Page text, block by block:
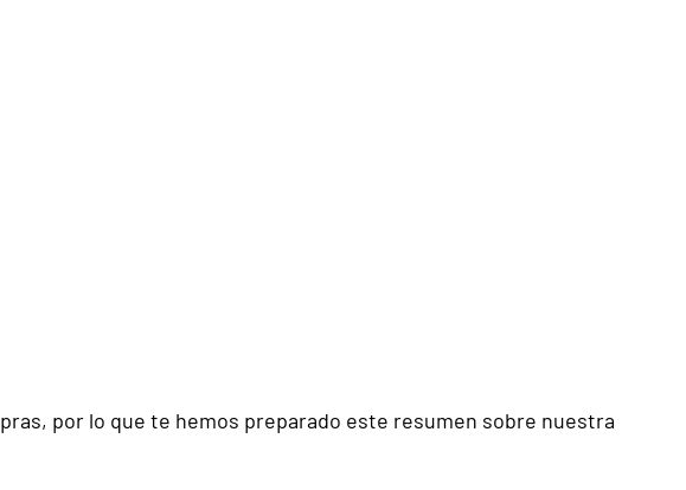
por lo que te hemos preparado este resumen sobre nuestra